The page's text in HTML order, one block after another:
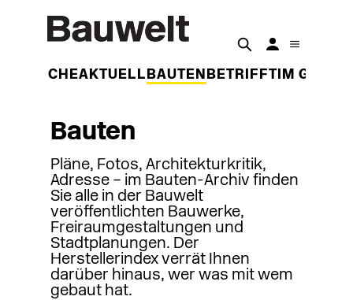
WOCHEAKTUELL BAUTEN BETRIFFT IM
Bauten
Pläne, Fotos, Architekturkritik,
Adresse – im Bauten-Archiv finden
Sie alle in der Bauwelt
veröffentlichten Bauwerke,
Freiraumgestaltungen und
Stadtplanungen. Der
Herstellerindex verrät Ihnen
darüber hinaus, wer was mit wem
gebaut hat.